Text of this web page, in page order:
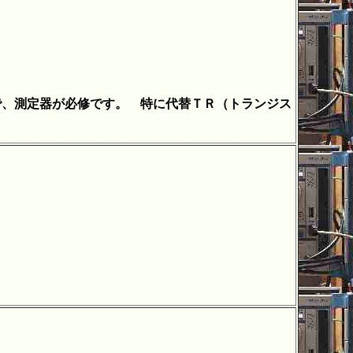
測定器が必修です。 特に代替ＴＲ（トランジス